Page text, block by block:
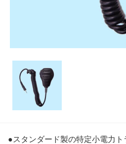
●スタンダード製の特定小電力